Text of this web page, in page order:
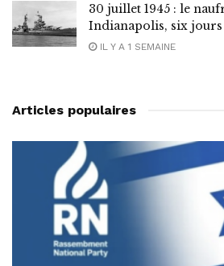
30 juillet 1945 : le
Indianapolis, six
IL Y A 1 SEMAINE
Articles populaires